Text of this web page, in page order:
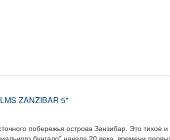
ZANZIBAR 5*
побережья острова Занзибар. Это